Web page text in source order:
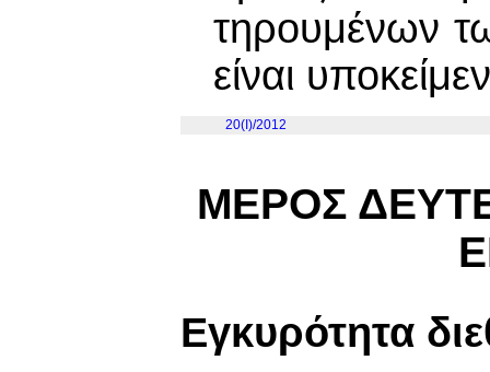
τηρουμένων
είναι
20(I)/2012
ΜΕΡΟΣ
Εγκυρότητα